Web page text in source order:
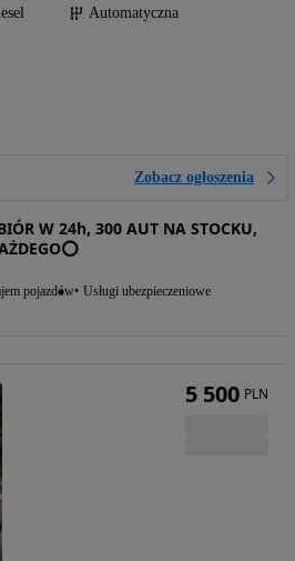
Automatyczna
Zobacz ogłoszenia
W 24h, 300 AUT NA STOCKU,
pojazdów Usługi ubezpieczeniowe
5 500 PLN